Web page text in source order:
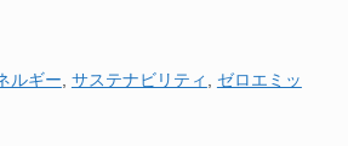
ルギー サステナビリティ
ゼロエミッ